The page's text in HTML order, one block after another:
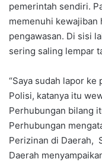
pemerintah sendiri.
memenuhi kewajiban
pengawasan. Di sisi
sering saling lempar
“Saya sudah lapor
Polisi, katanya itu
Perhubungan bilang
Perhubungan
Perizinan di Daerah,
Daerah